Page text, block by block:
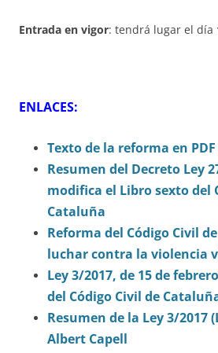
Entrada en vigor: tendrá lugar el día
ENLACES:
Texto de la reforma en PDF
Resumen del Decreto Ley
modifica el Libro sexto del
Cataluña
Reforma del Código Civil
luchar contra la violencia
Ley 3/2017, de 15 de
del Código Civil de
Resumen de la Ley 3/2017
Albert Capell